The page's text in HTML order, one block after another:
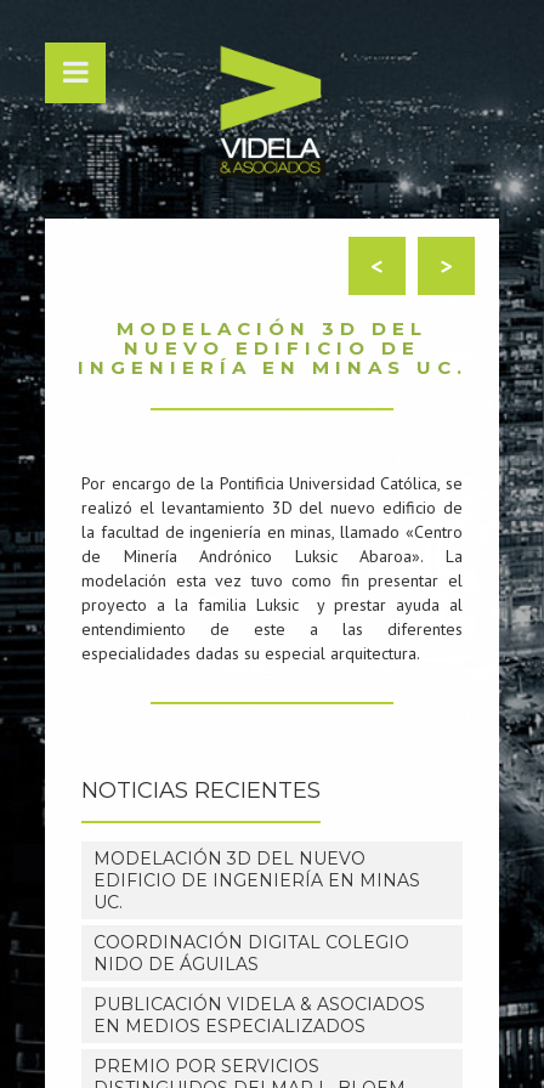
>
<
MODELACIÓN 3D DEL
NUEVO EDIFICIO DE
INGENIERÍA EN MINAS UC.
Por encargo de la Pontificia Universidad Católica, se
realizó el levantamiento 3D del nuevo edificio de
la facultad de ingeniería en minas, llamado «Centro
de Minería Andrónico Luksic Abaroa». La
modelación esta vez tuvo como fin presentar el
proyecto a la familia Luksic y prestar ayuda al
entendimiento de este a las diferentes
especialidades dadas su especial arquitectura.
NOTICIAS RECIENTES
MODELACIÓN 3D DEL NUEVO
EDIFICIO DE INGENIERÍA EN MINAS
UC.
COORDINACIÓN DIGITAL COLEGIO
NIDO DE ÁGUILAS
PUBLICACIÓN VIDELA & ASOCIADOS
EN MEDIOS ESPECIALIZADOS
PREMIO POR SERVICIOS